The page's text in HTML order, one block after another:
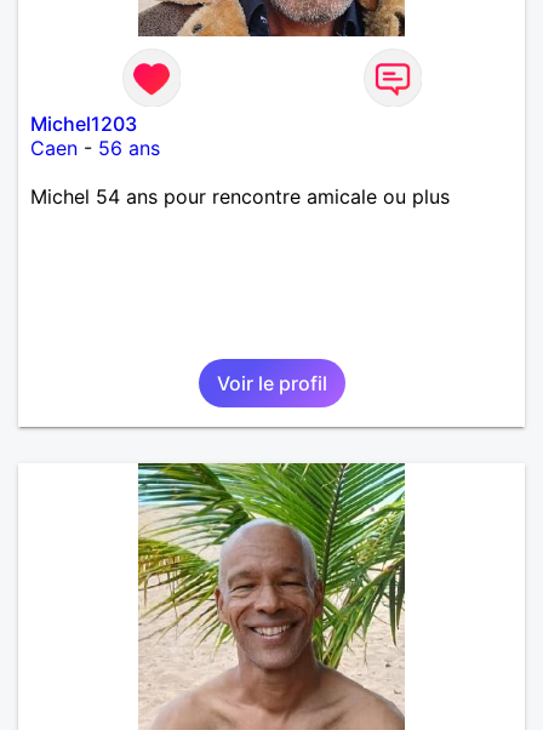
Michel1203
Caen - 56 ans
Michel 54 ans pour rencontre amicale ou plus
Voir le profil